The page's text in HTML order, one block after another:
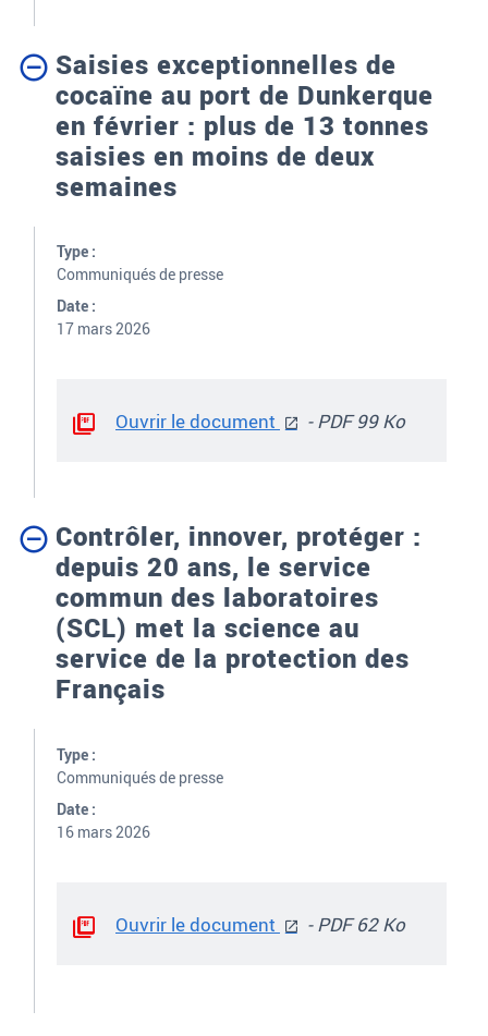
Saisies exceptionnelles de
cocaïne au port de Dunkerque
en février : plus de 13 tonnes
saisies en moins de deux
semaines
Type :
Communiqués de presse
Date :
17 mars 2026
Ouvrir le document - PDF 99 Ko
Contrôler, innover, protéger :
depuis 20 ans, le service
commun des laboratoires
(SCL) met la science au
service de la protection des
Français
Type :
Communiqués de presse
Date :
16 mars 2026
Ouvrir le document - PDF 62 Ko